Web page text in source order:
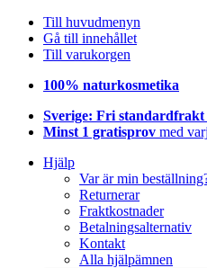
Till huvudmenyn
Gå till innehållet
Till varukorgen
100% naturkosmetika
Sverige: Fri standardfrakt
Minst 1 gratisprov med
Hjälp
Var är min
Returnerar
Fraktkostnader
Betalningsalternativ
Kontakt
Alla hjälpämnen